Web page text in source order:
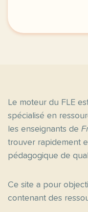
Le moteur du FLE
spécialisé en
les enseignants de
trouver rapidement
pédagogique de
Ce site a pour
contenant des